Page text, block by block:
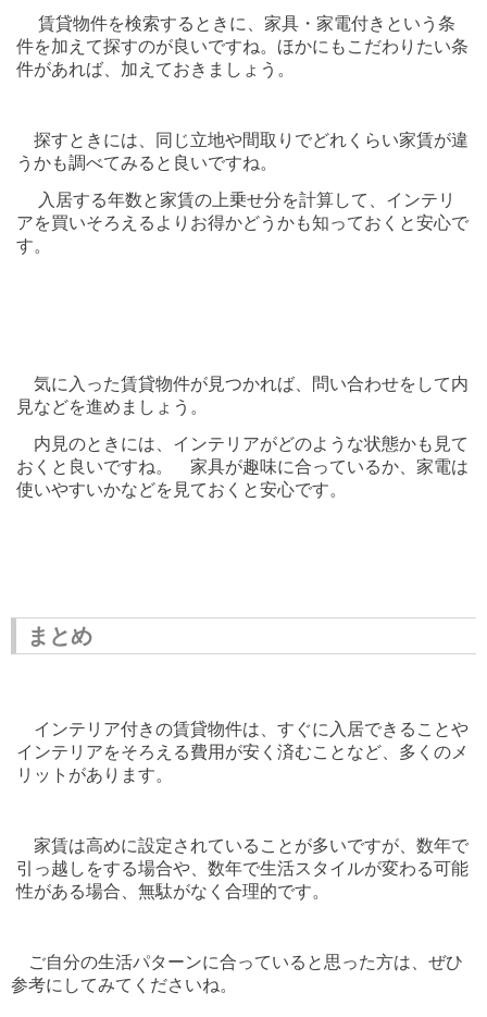
賃貸物件を検索するときに、家具・家電付きという条
件を加えて探すのが良いですね。 ほかにもこだわりたい条
件があれば、加えておきましょう。
探すときには、同じ立地や間取りでどれくらい家賃が違
うかも調べてみると良いですね。
入居する年数と家賃の上乗せ分を計算して、インテリ
アを買いそろえるよりお得かどうかも知っておくと安心で
す。
気に入った賃貸物件が見つかれば、問い合わせをして内
見などを進めましょう。
内見のときには、インテリアがどのような状態かも見て
おくと良いですね。 家具が趣味に合っているか、家電は
使いやすいかなどを見ておくと安心です。
まとめ
インテリア付きの賃貸物件は、すぐに入居できることや
インテリアをそろえる費用が安く済むことなど、多くのメ
リットがあります。
家賃は高めに設定されていることが多いですが、数年で
引っ越しをする場合や、数年で生活スタイルが変わる可能
性がある場合、無駄がなく合理的です。
ご自分の生活パターンに合っていると思った方は、ぜひ
参考にしてみてくださいね。